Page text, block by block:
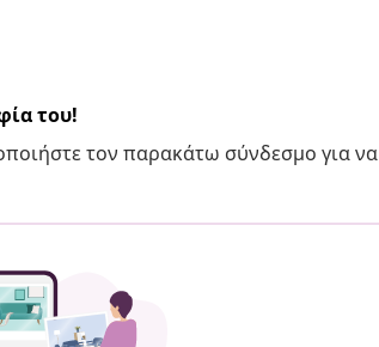
του!
τον παρακάτω σύνδεσμο για να